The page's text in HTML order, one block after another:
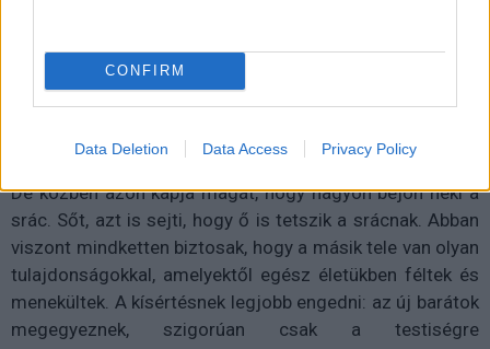
CONFIRM
Data Deletion Data Access Privacy Policy
meg is győz, hogy egy új állás kedvéért
érdemes New Yorkba költöznie.
De közben azon kapja magát, hogy nagyon bejön neki a
srác. Sőt, azt is sejti, hogy ő is tetszik a srácnak. Abban
viszont mindketten biztosak, hogy a másik tele van olyan
tulajdonságokkal, amelyektől egész életükben féltek és
menekültek. A kísértésnek legjobb engedni: az új barátok
megegyeznek, szigorúan csak a testiségre